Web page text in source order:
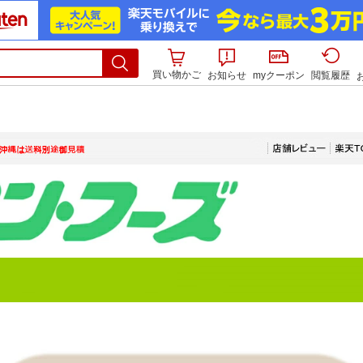
買い物かご お知らせ myクーポン 閲覧履歴